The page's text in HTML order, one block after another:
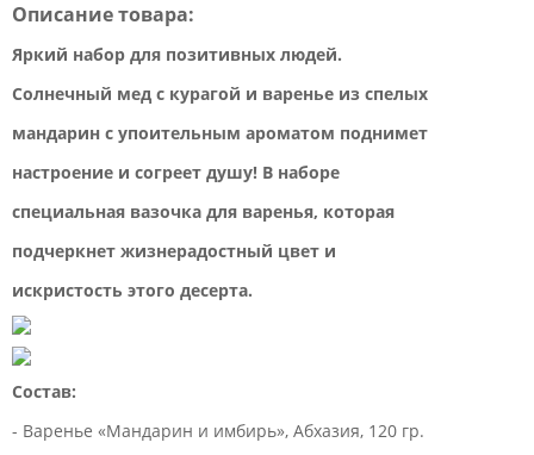
Описание товара:
Яркий набор для позитивных людей.
Солнечный мед с курагой и варенье из спелых
мандарин с упоительным ароматом поднимет
настроение и согреет душу! В наборе
специальная вазочка для варенья, которая
подчеркнет жизнерадостный цвет и
искристость этого десерта.
Состав:
- Варенье «Мандарин и имбирь», Абхазия, 120 гр.